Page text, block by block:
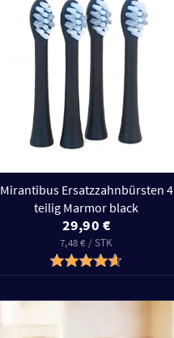
Mirantibus Ersatzzahnbürsten 4
teilig Marmor black
29,90 €
7,48 € / STK